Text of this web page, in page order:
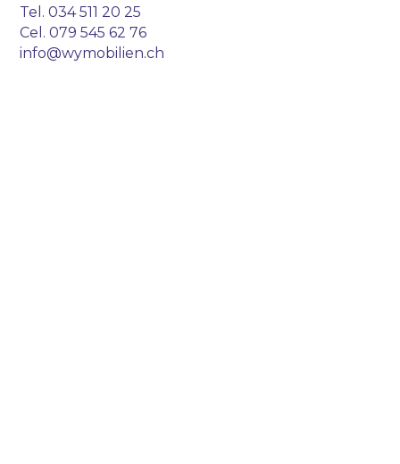
Tel.034 511 20 25
Cel.079 545 62 76
info@wymobilien.ch